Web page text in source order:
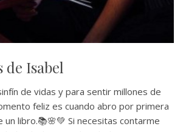
de Isabel
de vidas y para sentir millones de
feliz es cuando abro por primera
un libro.📚🌸💚 Si necesitas contarme